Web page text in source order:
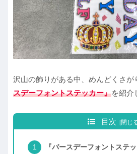
沢山の飾りがある中、めんどくさが
スデーフォントステッカー』を紹介
目次
『バースデーフォントステ